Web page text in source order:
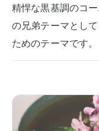
精悍な黒基調のコ
の兄弟テーマとし
ためのテーマです。